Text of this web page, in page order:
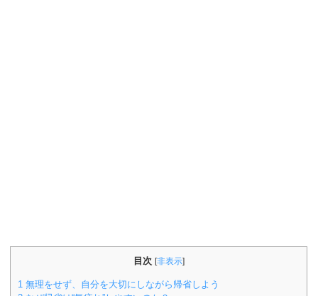
目次 [非表示]
1 無理をせず、自分を大切にしながら帰省しよう